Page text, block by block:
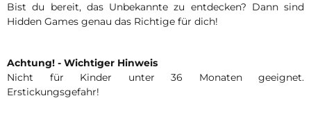
Bist du bereit, das Unbekannte zu entdecken? Dann sind
Hidden Games genau das Richtige für dich!
Achtung! - Wichtiger Hinweis
Nicht für Kinder unter 36 Monaten geeignet.
Erstickungsgefahr!